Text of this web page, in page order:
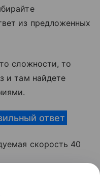
из предложенных
сложности, то
и там найдете
ответ
скорость 40